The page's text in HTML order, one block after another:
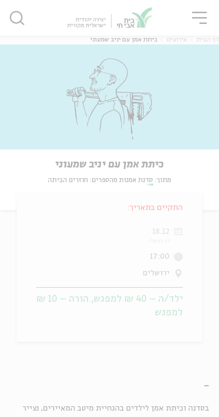
דף הבית אירועים כיתת אמן עם יניב שמעוני
כיתת אמן עם יניב שמעוני
מתוך: סדנת אמנות מהספרים: חוזרים הביתה
בסדנה וכיתת אמן לילדים בהנחיית מיטב המאיירים, נצייר
התקיים בתאריך:
18.12
17:00
ירושלים
ילד/ה – 40 ₪ למפגש, הורה – 10 ₪
למפגש
סגור